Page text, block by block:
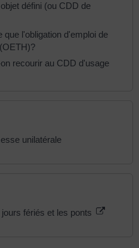
défini (ou CDD de
que l'obligation d'emploi de
recourir au CDD d'usage
unilatérale
fériés et les ponts